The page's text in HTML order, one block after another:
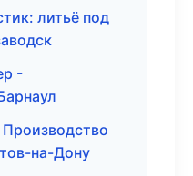
литьё под
-
на-Дону